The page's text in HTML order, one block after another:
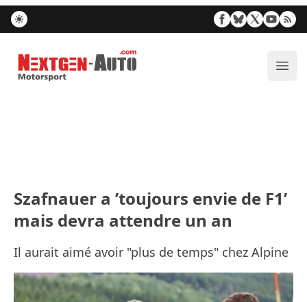
Nextgen-Auto.com
Szafnauer a ’toujours envie de F1’
mais devra attendre un an
Il aurait aimé avoir "plus de temps" chez Alpine